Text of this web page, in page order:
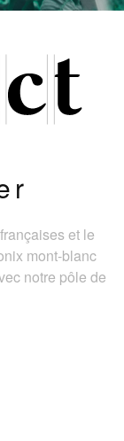
et le
mont-blanc
notre pôle de